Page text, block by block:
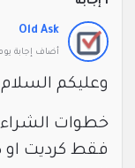
Old Ask
‫أضاف ‫‫إجابة يوم أكتوبر 26, 2017 في 8:11 pm
وعليكم السلام
فقط كرديت